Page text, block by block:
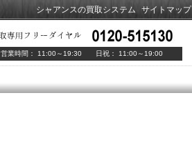
シャアンスの買取システム サイトマップ
営業時間： 11:00～19:30 日祝： 11:00～19:00